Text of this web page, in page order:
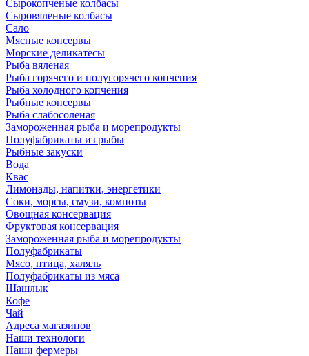
Сырокопченые колбасы
Сыровяленые колбасы
Сало
Мясные консервы
Морские деликатесы
Рыба вяленая
Рыба горячего и полугорячего копчения
Рыба холодного копчения
Рыбные консервы
Рыба слабосоленая
Замороженная рыба и морепродукты
Полуфабрикаты из рыбы
Рыбные закуски
Вода
Квас
Лимонады, напитки, энергетики
Соки, морсы, смузи, компоты
Овощная консервация
Фруктовая консервация
Замороженная рыба и морепродукты
Полуфабрикаты
Мясо, птица, халяль
Полуфабрикаты из мяса
Шашлык
Кофе
Чай
Адреса магазинов
Наши технологи
Наши фермеры